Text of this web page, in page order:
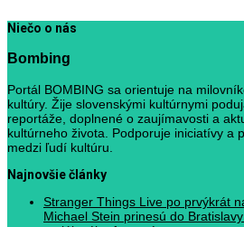
Niečo o nás
Bombing
Portál BOMBING sa orientuje na
kultúry. Žije slovenskými kultúrnymi
reportáže, doplnené o zaujímavosti a
kultúrneho života. Podporuje iniciatívy a
medzi ľudí kultúru.
Najnovšie články
Stranger Things Live po prvýkrát
Michael Stein prinesú do